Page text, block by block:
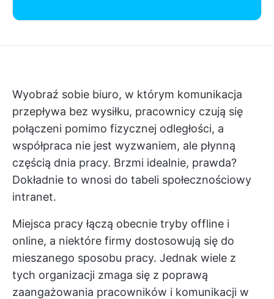
Wyobraź sobie biuro, w którym komunikacja
przepływa bez wysiłku, pracownicy czują się
połączeni pomimo fizycznej odległości, a
współpraca nie jest wyzwaniem, ale płynną
częścią dnia pracy. Brzmi idealnie, prawda?
Dokładnie to wnosi do tabeli społecznościowy
intranet.
Miejsca pracy łączą obecnie tryby offline i
online, a niektóre firmy dostosowują się do
mieszanego sposobu pracy. Jednak wiele z
tych organizacji zmaga się z poprawą
zaangażowania pracowników i komunikacji w